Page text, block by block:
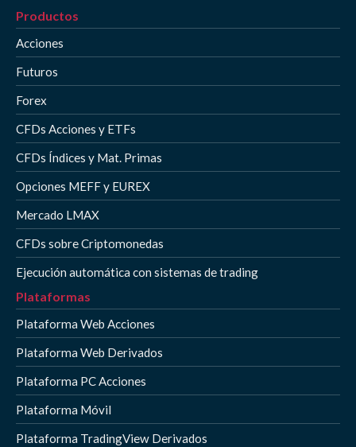
Productos
Acciones
Futuros
Forex
CFDs Acciones y ETFs
CFDs Índices y Mat. Primas
Opciones MEFF y EUREX
Mercado LMAX
CFDs sobre Criptomonedas
Ejecución automática con sistemas de trading
Plataformas
Plataforma Web Acciones
Plataforma Web Derivados
Plataforma PC Acciones
Plataforma Móvil
Plataforma TradingView Derivados